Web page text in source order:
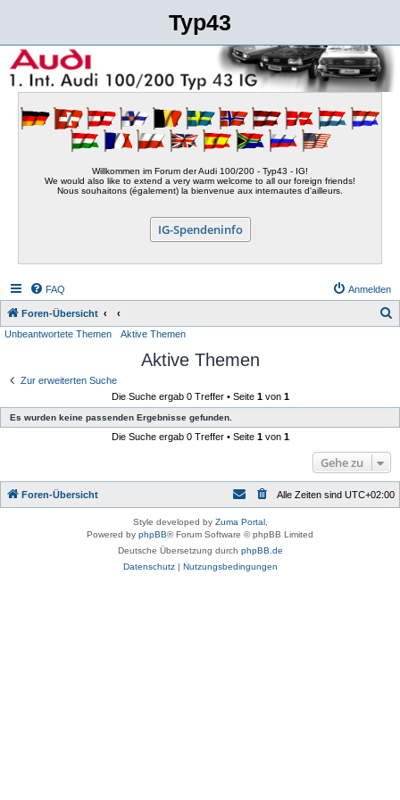
Typ43
Willkommen im Forum der Audi 100/200 - Typ43 - IG!
We would also like to extend a very warm welcome to all our foreign friends!
Nous souhaitons (également) la bienvenue aux internautes d'ailleurs.
IG-Spendeninfo
FAQ Anmelden
Foren-Übersicht
Unbeantwortete Themen Aktive Themen
Aktive Themen
Zur erweiterten Suche
Die Suche ergab 0 Treffer • Seite 1von 1
Es wurden keine passenden Ergebnisse gefunden.
Die Suche ergab 0 Treffer • Seite 1von 1
Gehe zu
Foren-Übersicht Alle Zeiten sind UTC+02:00
Style developed by Zuma Portal ,
Powered by phpBB® Forum Software © phpBB Limited
Deutsche Übersetzung durch phpBB.de
Datenschutz| Nutzungsbedingungen